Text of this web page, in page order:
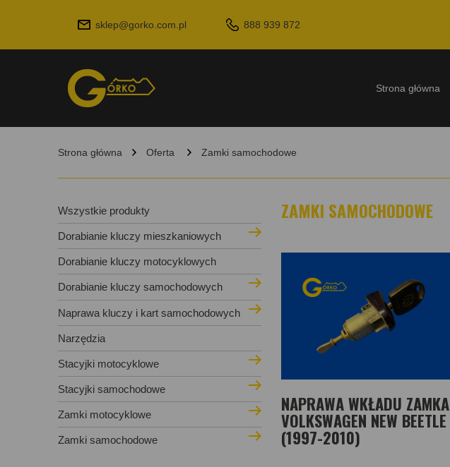
sklep@gorko.com.pl 888 939 872
Strona główna
Strona główna Oferta Zamki samochodowe
ZAMKI SAMOCHODOWE
Wszystkie produkty
Dorabianie kluczy mieszkaniowych
Dorabianie kluczy motocyklowych
Dorabianie kluczy samochodowych
Naprawa kluczy i kart samochodowych
Narzędzia
Stacyjki motocyklowe
Stacyjki samochodowe
Zamki motocyklowe
Zamki samochodowe
NAPRAWA WKŁADU ZAMKA
VOLKSWAGEN NEW BEETLE
(1997-2010)